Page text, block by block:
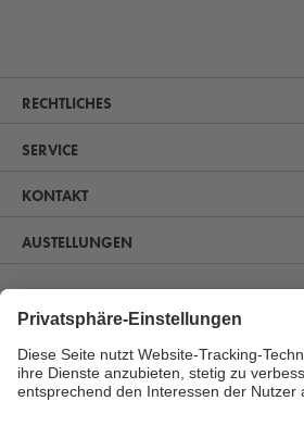
Erfahren Sie, was uns zum
Pool und Spa gemacht hat.
sich immer mehr Menschen
perfekten Erholung und
MEHR ERFAHREN
RECHTLICHES
SERVICE
KONTAKT
AUSTELLUNGEN